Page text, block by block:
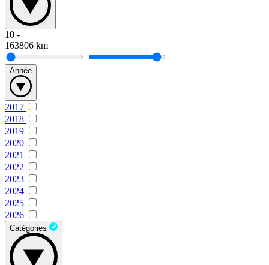
10 -
163806 km
Année
2017
2018
2019
2020
2021
2022
2023
2024
2025
2026
Catégories